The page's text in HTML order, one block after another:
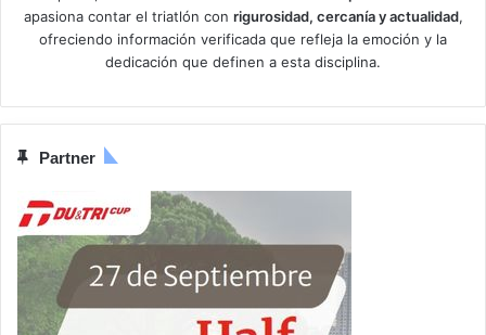
apasiona contar el triatlón con rigurosidad, cercanía y actualidad,
ofreciendo información verificada que refleja la emoción y la
dedicación que definen a esta disciplina.
Partner